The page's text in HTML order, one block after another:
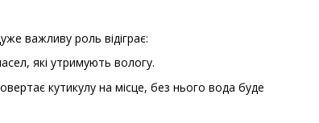
важливу роль відіграє:
які утримують вологу.
кутикулу на місце, без нього вода буде